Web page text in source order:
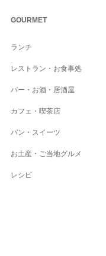
GOURMET
ランチ
レストラン・お食事処
バー・お酒・居酒屋
カフェ・喫茶店
パン・スイーツ
お土産・ご当地グルメ
レシピ